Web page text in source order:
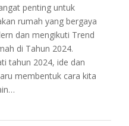
penting untuk
rumah yang bergaya
dan mengikuti Trend
di Tahun 2024.
tahun 2024, ide dan
membentuk cara kita